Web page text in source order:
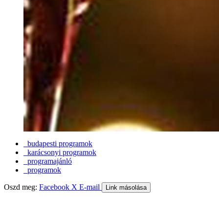
budapesti programok
karácsonyi programok
programajánló
programok
Oszd meg: Facebook X E-mail Link másolása